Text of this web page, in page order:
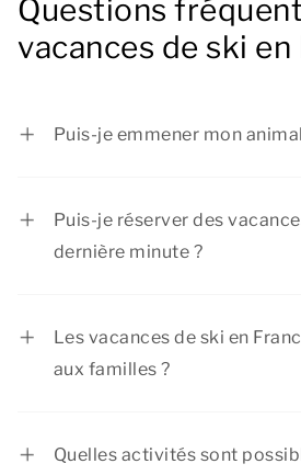
Questions
vacances de ski en
Puis-je emmener mon
Puis-je réserver des
dernière minute ?
Les vacances de ski en
aux familles ?
Quelles activités sont